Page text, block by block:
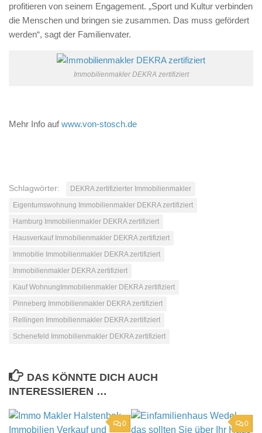
profitieren von seinem Engagement. „Sport und Kultur verbinden
die Menschen und bringen sie zusammen. Das muss gefördert
werden“, sagt der Familienvater.
Immobilienmakler DEKRA zertifiziert
Mehr Info aufwww.von-stosch.de
Schlagwörter:
DEKRA zertifizierter Immobilienmakler
Eigentumswohnung Immobilienmakler DEKRA zertifiziert
Hamburg Immobilienmakler DEKRA zertifiziert
Hausverkauf Immobilienmakler DEKRA zertifiziert
Immobilie Immobilienmakler DEKRA zertifiziert
Immobilienmakler DEKRA zertifiziert
Kauf WohnungImmobilienmakler DEKRA zertifiziert
Pinneberg Immobilienmakler DEKRA zertifiziert
Rellingen Immobilienmakler DEKRA zertifiziert
Schenefeld Immobilienmakler DEKRA zertifiziert
DAS KÖNNTE DICH AUCH
INTERESSIEREN …
0 0